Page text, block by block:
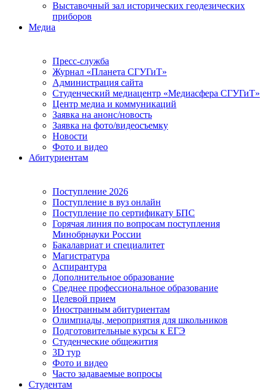
Выставочный зал исторических геодезических
приборов
Медиа
Пресс-служба
Журнал «Планета СГУГиТ»
Администрация сайта
Студенческий медиацентр «Медиасфера СГУГиТ»
Центр медиа и коммуникаций
Заявка на анонс/новость
Заявка на фото/видеосъемку
Новости
Фото и видео
Абитуриентам
Поступление 2026
Поступление в вуз онлайн
Поступление по сертификату БПС
Горячая линия по вопросам поступления
Минобрнауки России
Бакалавриат и специалитет
Магистратура
Аспирантура
Дополнительное образование
Среднее профессиональное образование
Целевой прием
Иностранным абитуриентам
Олимпиады, мероприятия для школьников
Подготовительные курсы к ЕГЭ
Студенческие общежития
3D тур
Фото и видео
Часто задаваемые вопросы
Студентам